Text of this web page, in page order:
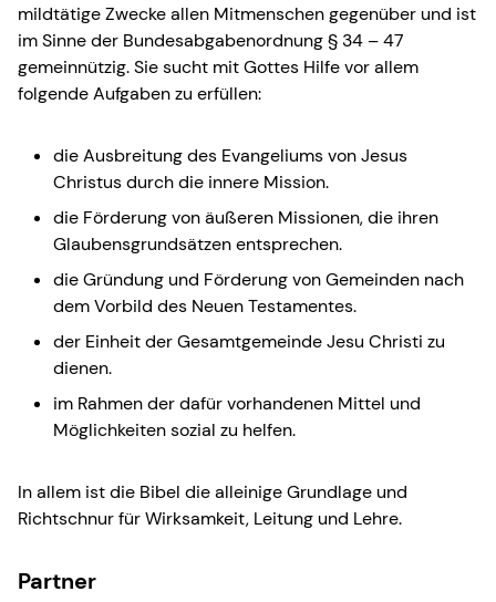
mildtätige Zwecke allen Mitmenschen gegenüber und ist
im Sinne der Bundesabgabenordnung § 34 – 47
gemeinnützig. Sie sucht mit Gottes Hilfe vor allem
folgende Aufgaben zu erfüllen:
die Ausbreitung des Evangeliums von Jesus
Christus durch die innere Mission.
die Förderung von äußeren Missionen, die ihren
Glaubensgrundsätzen entsprechen.
die Gründung und Förderung von Gemeinden nach
dem Vorbild des Neuen Testamentes.
der Einheit der Gesamtgemeinde Jesu Christi zu
dienen.
im Rahmen der dafür vorhandenen Mittel und
Möglichkeiten sozial zu helfen.
In allem ist die Bibel die alleinige Grundlage und
Richtschnur für Wirksamkeit, Leitung und Lehre.
Partner